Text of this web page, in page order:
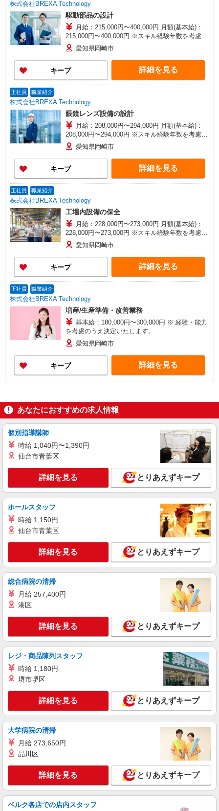
株式会社BREXA Technology
駆動部品の設計
月給：215,000円〜400,000円 月額(基本給)：
215,000円〜400,000円 ※スキル経験年数を考慮し
話し合いの上、決定します。 ■賞与：年2回（7
月・12月） ■昇給：年1回（4月） 【賃金形
態】 月給制（月給＝基本給） 【試用期間】 あり
【試用期間詳細】 試用期間（3ヶ月）試用期間
中、条件に変更はございません。
愛知県岡崎市
キープ 詳細を見る
正社員 職業紹介
株式会社BREXA Technology
眼鏡レンズ設備の設計
月給：208,000円〜294,000円 月額(基本給)：
208,000円〜294,000円 ※スキル経験年数を考慮し
話し合いの上、決定します。 ■賞与：年2回（7
月・12月） ■昇給：年1回（4月） 【賃金形
態】 月給制（月給＝基本給） 【試用期間】 あり
【試用期間詳細】 試用期間（3ヶ月）試用期間
中、条件に変更はございません。
愛知県岡崎市
キープ 詳細を見る
正社員 職業紹介
株式会社BREXA Technology
工場内設備の保全
月給：228,000円〜273,000円 月額(基本給)：
228,000円〜273,000円 ※スキル経験年数を考慮し
話し合いの上、優遇します。 ※普通残業／深夜残
業手当：1分単位で支給 ■昇給：年1回（4月） ■賞
与：年2回（7月、12月） 【賃金形態】 月給制
（月給＝基本給） 【試用期間】 あり 【試用期間
詳細】 試用期間（3ヶ月）試用期間中、条件に変
愛知県岡崎市
キープ 詳細を見る
正社員 職業紹介
株式会社BREXA Technology
増産/生産準備・改善業務
基本給：180,000円〜300,000円 ※ 経験・能力
を考慮のうえ決定いたします。
愛知県岡崎市
キープ 詳細を見る
あなたにおすすめの求人情報
個別指導講師
時給 1,040円〜1,390円
仙台市青葉区
詳細を見る とりあえずキープ
ホールスタッフ
時給 1,150円
仙台市青葉区
詳細を見る とりあえずキープ
総合病院の清掃
月給 257,400円
港区
詳細を見る とりあえずキープ
レジ・商品陳列スタッフ
時給 1,180円
堺市堺区
詳細を見る とりあえずキープ
大学病院の清掃
月給 273,650円
品川区
詳細を見る とりあえずキープ
ベルク各店での店内スタッフ